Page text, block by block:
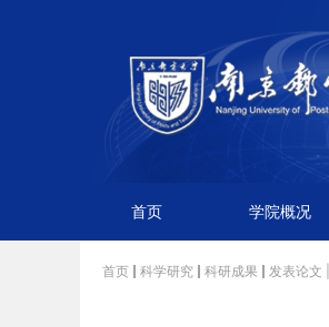
首页 学院概况
首页 科学研究 科研成果 发表论文